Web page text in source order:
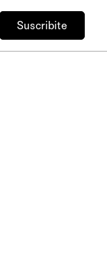
Suscribite